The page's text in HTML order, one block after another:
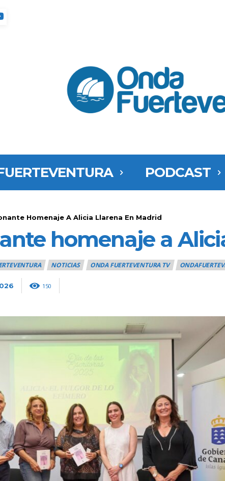
PODCAST
Homenaje A Alicia Llarena En Madrid
homenaje a
NOTICIAS ONDA FUERTEVENTURA TV
150